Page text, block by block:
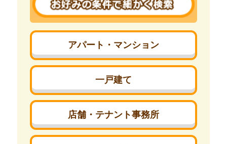
アパート・マンション
一戸建て
店舗・テナント事務所